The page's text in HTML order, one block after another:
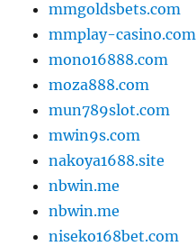
mmgoldsbets.com
mmplay-casino.com
mono16888.com
moza888.com
mun789slot.com
mwin9s.com
nakoya1688.site
nbwin.me
nbwin.me
niseko168bet.com